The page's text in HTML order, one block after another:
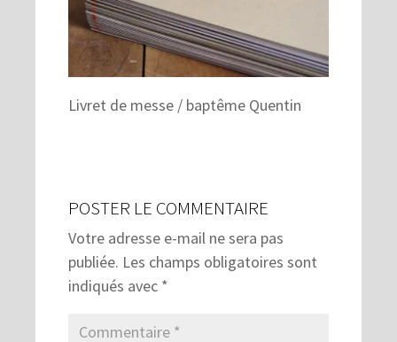
Livret de messe / baptême Quentin
POSTER LE COMMENTAIRE
Votre adresse e-mail ne sera pas
publiée. Les champs obligatoires sont
indiqués avec *